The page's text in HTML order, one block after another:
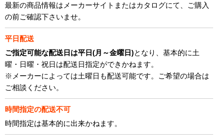
最新の商品情報はメーカーサイトまたはカタログにて、ご購入
の前ご確認下さいませ。
平日配送
ご指定可能な配送日は平日(月～金曜日)となり、基本的に土
曜・日曜・祝日は配送日指定ができかねます。
※メーカーによっては土曜日も配送可能です。ご希望の場合は
ご相談ください。
時間指定の配送不可
時間指定は基本的に出来かねます。